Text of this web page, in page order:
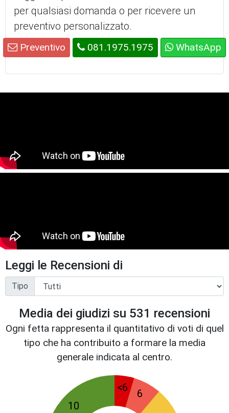
per qualsiasi domanda o per ricevere un
preventivo personalizzato.
Preventivo 081.1975.1975 WhatsApp
Leggi le Recensioni di
Tipo
Media dei giudizi su 531 recensioni
Ogni fetta rappresenta il quantitativo di voti di quel
tipo che ha contribuito a formare la media
generale indicata al centro.
<6 6
10